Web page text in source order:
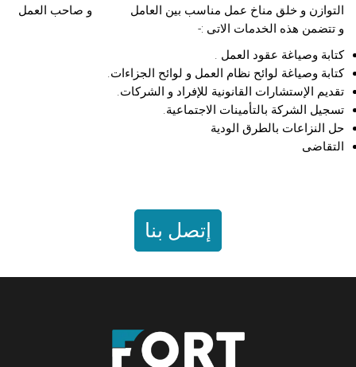
التوازن و خلق مناخ عمل مناسب بين العامل و صاحب العمل
و تتضمن هذه الخدمات الاتى :-
كتابة وصياغة عقود العمل .
كتابة وصياغة لوائح نظام العمل و لوائح الجزاءات.
تقديم الإستشارات القانونية للإفراد و الشركات.
تسجيل الشركة بالتأمينات الاجتماعية.
حل النزاعات بالطرق الودية
التقاضى
إتصل بنا